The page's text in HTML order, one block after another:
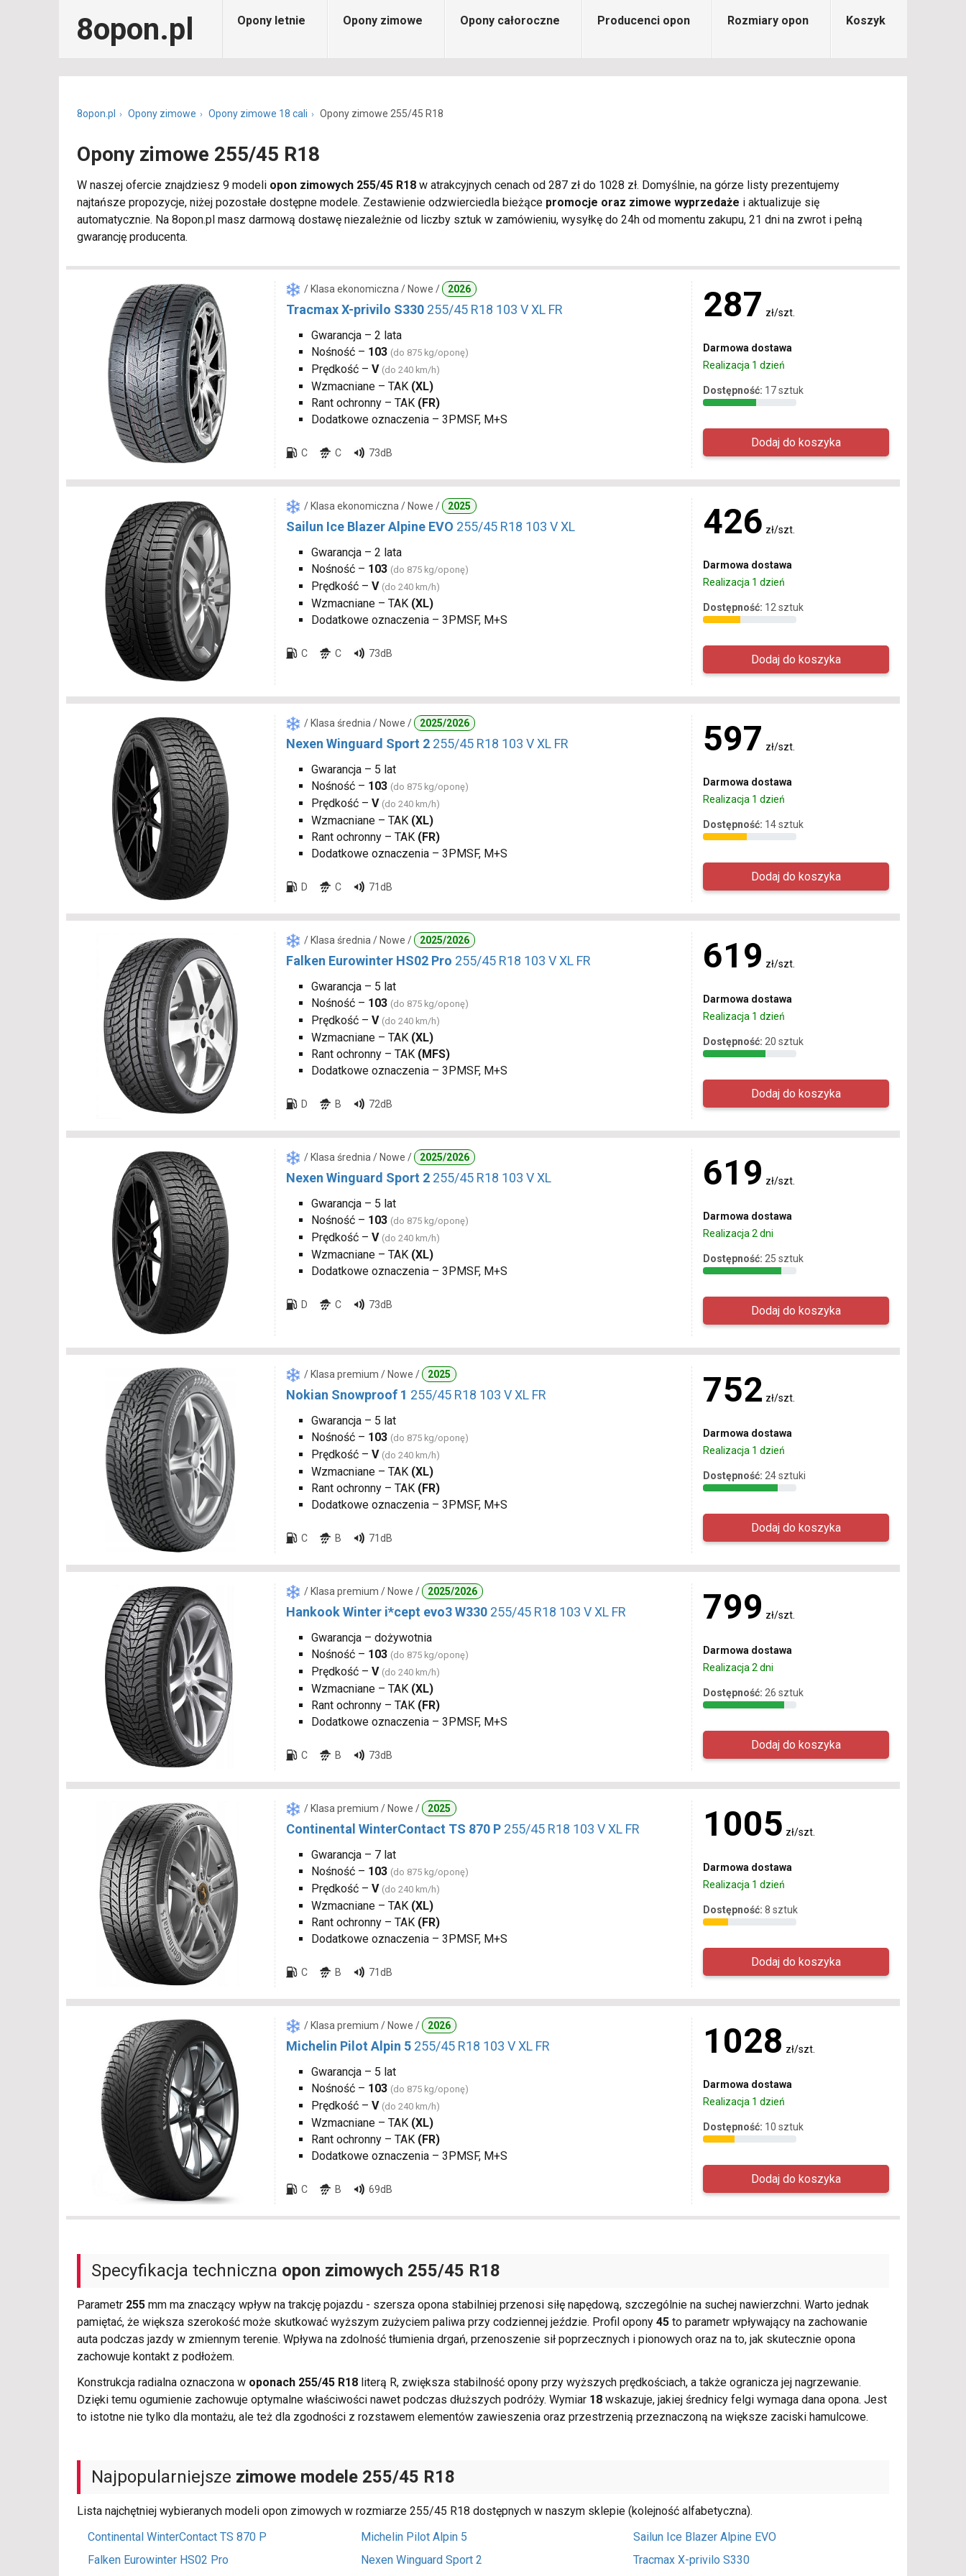
8opon.pl Opony letnie Opony zimowe Opony całoroczne Producenci opon Rozmiary opon Koszyk
8opon.pl Opony zimowe Opony zimowe 18 cali Opony zimowe 255/45 R18
Opony zimowe 255/45 R18
W naszej ofercie znajdziesz 9 modeli opon zimowych 255/45 R18 w atrakcyjnych cenach od 287 zł do 1028 zł. Domyślnie, na górze listy prezentujemy
najtańsze propozycje, niżej pozostałe dostępne modele. Zestawienie odzwierciedla bieżące promocje oraz zimowe wyprzedaże i aktualizuje się
automatycznie. Na 8opon.pl masz darmową dostawę niezależnie od liczby sztuk w zamówieniu, wysyłkę do 24h od momentu zakupu, 21 dni na zwrot i pełną
gwarancję producenta.
/ Klasa ekonomiczna / Nowe / 2026
Tracmax X-privilo S330 255/45 R18 103 V XL FR
Gwarancja – 2 lata
Nośność – 103 (do 875 kg/oponę)
Prędkość – V (do 240 km/h)
Wzmacniane – TAK (XL)
Rant ochronny – TAK (FR)
Dodatkowe oznaczenia – 3PMSF, M+S
C C 73dB
287 zł/szt.
Darmowa dostawa
Realizacja 1 dzień
Dostępność: 17 sztuk
/ Klasa ekonomiczna / Nowe / 2025
Sailun Ice Blazer Alpine EVO 255/45 R18 103 V XL
Gwarancja – 2 lata
Nośność – 103 (do 875 kg/oponę)
Prędkość – V (do 240 km/h)
Wzmacniane – TAK (XL)
Dodatkowe oznaczenia – 3PMSF, M+S
C C 73dB
426 zł/szt.
Darmowa dostawa
Realizacja 1 dzień
Dostępność: 12 sztuk
/ Klasa średnia / Nowe / 2025/2026
Nexen Winguard Sport 2 255/45 R18 103 V XL FR
Gwarancja – 5 lat
Nośność – 103 (do 875 kg/oponę)
Prędkość – V (do 240 km/h)
Wzmacniane – TAK (XL)
Rant ochronny – TAK (FR)
Dodatkowe oznaczenia – 3PMSF, M+S
D C 71dB
597 zł/szt.
Darmowa dostawa
Realizacja 1 dzień
Dostępność: 14 sztuk
/ Klasa średnia / Nowe / 2025/2026
Falken Eurowinter HS02 Pro 255/45 R18 103 V XL FR
Gwarancja – 5 lat
Nośność – 103 (do 875 kg/oponę)
Prędkość – V (do 240 km/h)
Wzmacniane – TAK (XL)
Rant ochronny – TAK (MFS)
Dodatkowe oznaczenia – 3PMSF, M+S
D B 72dB
619 zł/szt.
Darmowa dostawa
Realizacja 1 dzień
Dostępność: 20 sztuk
/ Klasa średnia / Nowe / 2025/2026
Nexen Winguard Sport 2 255/45 R18 103 V XL
Gwarancja – 5 lat
Nośność – 103 (do 875 kg/oponę)
Prędkość – V (do 240 km/h)
Wzmacniane – TAK (XL)
Dodatkowe oznaczenia – 3PMSF, M+S
D C 73dB
619 zł/szt.
Darmowa dostawa
Realizacja 2 dni
Dostępność: 25 sztuk
/ Klasa premium / Nowe / 2025
Nokian Snowproof 1 255/45 R18 103 V XL FR
Gwarancja – 5 lat
Nośność – 103 (do 875 kg/oponę)
Prędkość – V (do 240 km/h)
Wzmacniane – TAK (XL)
Rant ochronny – TAK (FR)
Dodatkowe oznaczenia – 3PMSF, M+S
C B 71dB
752 zł/szt.
Darmowa dostawa
Realizacja 1 dzień
Dostępność: 24 sztuki
/ Klasa premium / Nowe / 2025/2026
Hankook Winter i*cept evo3 W330 255/45 R18 103 V XL FR
Gwarancja – dożywotnia
Nośność – 103 (do 875 kg/oponę)
Prędkość – V (do 240 km/h)
Wzmacniane – TAK (XL)
Rant ochronny – TAK (FR)
Dodatkowe oznaczenia – 3PMSF, M+S
C B 73dB
799 zł/szt.
Darmowa dostawa
Realizacja 2 dni
Dostępność: 26 sztuk
/ Klasa premium / Nowe / 2025
Continental WinterContact TS 870 P 255/45 R18 103 V XL FR
Gwarancja – 7 lat
Nośność – 103 (do 875 kg/oponę)
Prędkość – V (do 240 km/h)
Wzmacniane – TAK (XL)
Rant ochronny – TAK (FR)
Dodatkowe oznaczenia – 3PMSF, M+S
C B 71dB
1005 zł/szt.
Darmowa dostawa
Realizacja 1 dzień
Dostępność: 8 sztuk
/ Klasa premium / Nowe / 2026
Michelin Pilot Alpin 5 255/45 R18 103 V XL FR
Gwarancja – 5 lat
Nośność – 103 (do 875 kg/oponę)
Prędkość – V (do 240 km/h)
Wzmacniane – TAK (XL)
Rant ochronny – TAK (FR)
Dodatkowe oznaczenia – 3PMSF, M+S
C B 69dB
1028 zł/szt.
Darmowa dostawa
Realizacja 1 dzień
Dostępność: 10 sztuk
Specyfikacja techniczna opon zimowych 255/45 R18
Parametr 255 mm ma znaczący wpływ na trakcję pojazdu - szersza opona stabilniej przenosi siłę napędową, szczególnie na suchej nawierzchni. Warto jednak
pamiętać, że większa szerokość może skutkować wyższym zużyciem paliwa przy codziennej jeździe. Profil opony 45 to parametr wpływający na zachowanie
auta podczas jazdy w zmiennym terenie. Wpływa na zdolność tłumienia drgań, przenoszenie sił poprzecznych i pionowych oraz na to, jak skutecznie opona
zachowuje kontakt z podłożem.
Konstrukcja radialna oznaczona w oponach 255/45 R18 literą R, zwiększa stabilność opony przy wyższych prędkościach, a także ogranicza jej nagrzewanie.
Dzięki temu ogumienie zachowuje optymalne właściwości nawet podczas dłuższych podróży. Wymiar 18 wskazuje, jakiej średnicy felgi wymaga dana opona. Jest
to istotne nie tylko dla montażu, ale też dla zgodności z rozstawem elementów zawieszenia oraz przestrzenią przeznaczoną na większe zaciski hamulcowe.
Najpopularniejsze zimowe modele 255/45 R18
Lista najchętniej wybieranych modeli opon zimowych w rozmiarze 255/45 R18 dostępnych w naszym sklepie (kolejność alfabetyczna).
Continental WinterContact TS 870 P
Falken Eurowinter HS02 Pro
Michelin Pilot Alpin 5
Nexen Winguard Sport 2
Sailun Ice Blazer Alpine EVO
Tracmax X-privilo S330